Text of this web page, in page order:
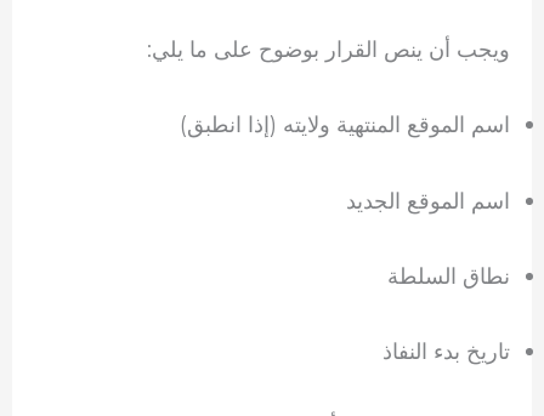
ويجب أن ينص القرار بوضوح على ما يلي:
اسم الموقع المنتهية ولايته (إذا انطبق)
اسم الموقع الجديد
نطاق السلطة
تاريخ بدء النفاذ